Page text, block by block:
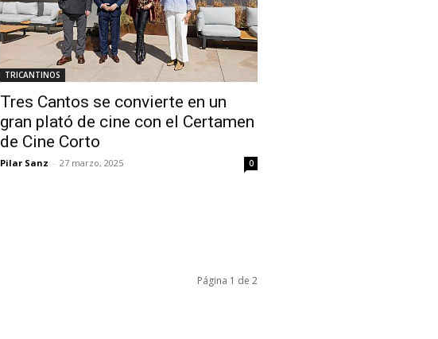
TRICANTINOS
Tres Cantos se convierte en un
gran plató de cine con el Certamen
de Cine Corto
Pilar Sanz - 27 marzo, 2025 0
Página 1 de 2